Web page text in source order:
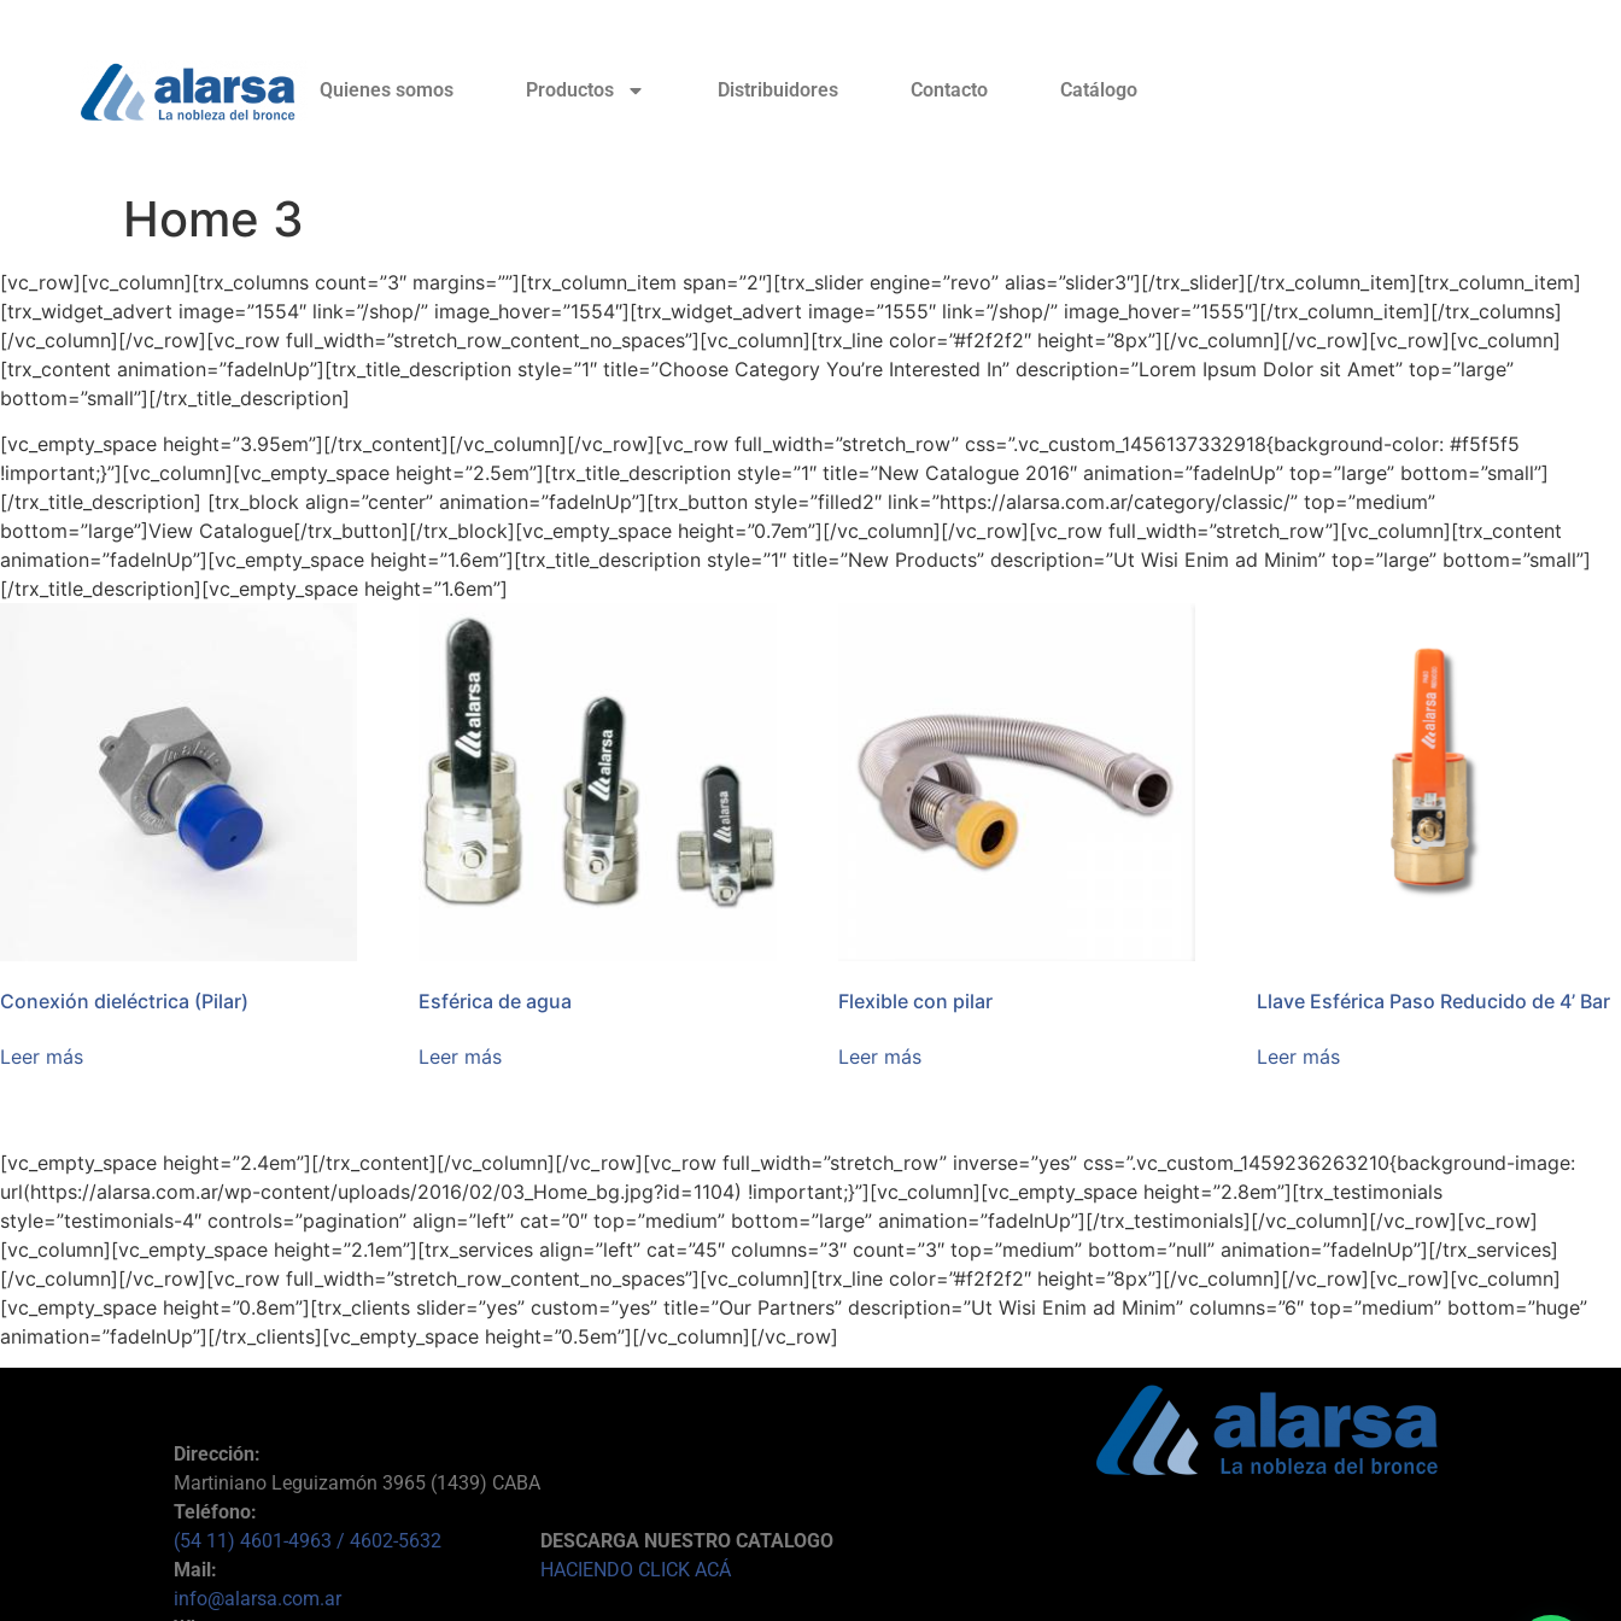
Quienes somos Productos Distribuidores Contacto Catálogo
Home 3
[vc_row][vc_column][trx_columns count=”3″ margins=””][trx_column_item span=”2″][trx_slider engine=”revo” alias=”slider3″][/trx_slider][/trx_column_item][trx_column_item]
[trx_widget_advert image=”1554″ link=”/shop/” image_hover=”1554″][trx_widget_advert image=”1555″ link=”/shop/” image_hover=”1555″][/trx_column_item][/trx_columns]
[/vc_column][/vc_row][vc_row full_width=”stretch_row_content_no_spaces”][vc_column][trx_line color=”#f2f2f2″ height=”8px”][/vc_column][/vc_row][vc_row][vc_column]
[trx_content animation=”fadeInUp”][trx_title_description style=”1″ title=”Choose Category You’re Interested In” description=”Lorem Ipsum Dolor sit Amet” top=”large”
bottom=”small”][/trx_title_description]
[vc_empty_space height=”3.95em”][/trx_content][/vc_column][/vc_row][vc_row full_width=”stretch_row” css=”.vc_custom_1456137332918{background-color: #f5f5f5
!important;}”][vc_column][vc_empty_space height=”2.5em”][trx_title_description style=”1″ title=”New Catalogue 2016″ animation=”fadeInUp” top=”large” bottom=”small”]
[/trx_title_description] [trx_block align=”center” animation=”fadeInUp”][trx_button style=”filled2″ link=”https://alarsa.com.ar/category/classic/” top=”medium”
bottom=”large”]View Catalogue[/trx_button][/trx_block][vc_empty_space height=”0.7em”][/vc_column][/vc_row][vc_row full_width=”stretch_row”][vc_column][trx_content
animation=”fadeInUp”][vc_empty_space height=”1.6em”][trx_title_description style=”1″ title=”New Products” description=”Ut Wisi Enim ad Minim” top=”large” bottom=”small”]
[/trx_title_description][vc_empty_space height=”1.6em”]
Conexión dieléctrica (Pilar)
Leer más
Esférica de agua
Leer más
Flexible con pilar
Leer más
Llave Esférica Paso Reducido de 4’ Bar
Leer más
[vc_empty_space height=”2.4em”][/trx_content][/vc_column][/vc_row][vc_row full_width=”stretch_row” inverse=”yes” css=”.vc_custom_1459236263210{background-image:
url(https://alarsa.com.ar/wp-content/uploads/2016/02/03_Home_bg.jpg?id=1104) !important;}”][vc_column][vc_empty_space height=”2.8em”][trx_testimonials
style=”testimonials-4″ controls=”pagination” align=”left” cat=”0″ top=”medium” bottom=”large” animation=”fadeInUp”][/trx_testimonials][/vc_column][/vc_row][vc_row]
[vc_column][vc_empty_space height=”2.1em”][trx_services align=”left” cat=”45″ columns=”3″ count=”3″ top=”medium” bottom=”null” animation=”fadeInUp”][/trx_services]
[/vc_column][/vc_row][vc_row full_width=”stretch_row_content_no_spaces”][vc_column][trx_line color=”#f2f2f2″ height=”8px”][/vc_column][/vc_row][vc_row][vc_column]
[vc_empty_space height=”0.8em”][trx_clients slider=”yes” custom=”yes” title=”Our Partners” description=”Ut Wisi Enim ad Minim” columns=”6″ top=”medium” bottom=”huge”
animation=”fadeInUp”][/trx_clients][vc_empty_space height=”0.5em”][/vc_column][/vc_row]
Dirección:
Martiniano Leguizamón 3965 (1439) CABA
Teléfono:
(54 11) 4601-4963/ 4602-5632
Mail:
info@alarsa.com.ar
DESCARGA NUESTRO CATALOGO
HACIENDO CLICK ACÁ